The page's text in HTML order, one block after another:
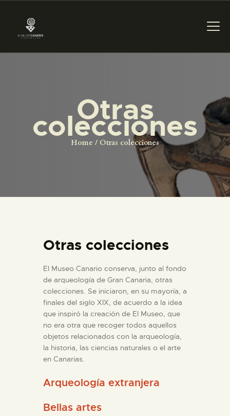
Otras
colecciones
Home Otras colecciones
ACTIVIDADES
█
COLECCIONES
PREPARAR LA VISITA
ACTIVIDADES
█
EL MUSEO
Otras colecciones
El Museo Canario conserva, junto al fondo
de arqueología de Gran Canaria, otras
colecciones. Se iniciaron, en su mayoría, a
finales del siglo XIX, de acuerdo a la idea
que inspiró la creación de El Museo, que
no era otra que recoger todos aquellos
objetos relacionados con la arqueología,
la historia, las ciencias naturales o el arte
en Canarias.
Arqueología extranjera
Bellas artes